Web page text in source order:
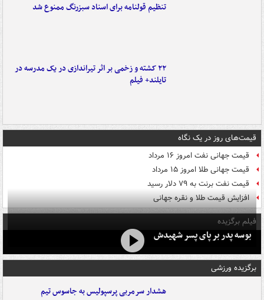
تنظیم قولنامه برای اسناد سبزرنگ ممنوع شد
۲۲ کشته و زخمی بر اثر تیراندازی در یک مدرسه در
تایلند+ فیلم
قیمت‌های روز در یک نگاه
قیمت جهانی نفت امروز ۱۶ مرداد
قیمت جهانی طلا امروز ۱۵ مرداد
قیمت نفت برنت به ۷۹ دلار رسید
افزایش قیمت طلا و نقره جهانی
فیلم برگزیده
بوسه‌ پدر بر پای پسر شهیدش
برگزیده ورزشی
هشدار سرمربی پرسپولیس به جاسوس تیم